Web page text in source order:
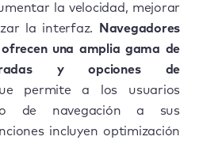
la velocidad, mejorar
la interfaz.
Navegadores
una amplia gama de
y opciones de
permite a los usuarios
de navegación a sus
incluyen optimización